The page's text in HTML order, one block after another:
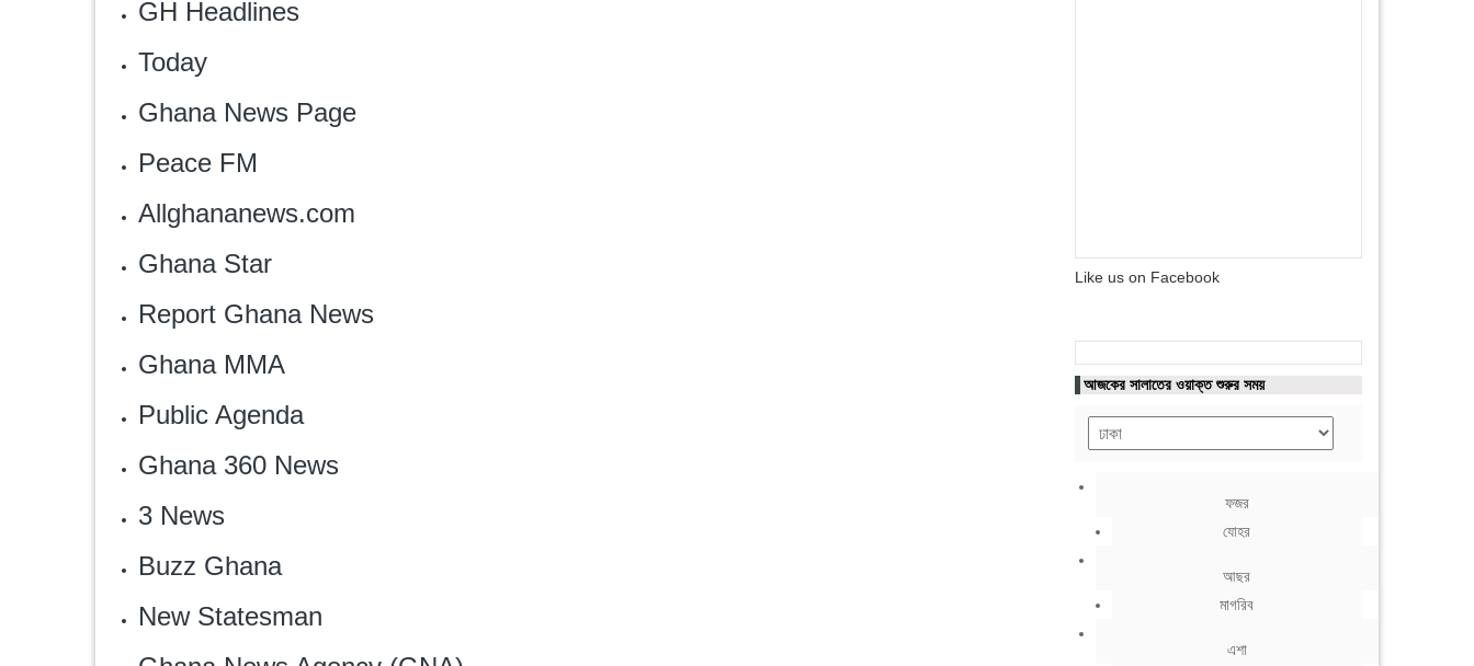
‎GH Headlines
Today
‎Ghana News Page
Peace FM
Allghananews.com
‎Ghana Star
Report Ghana News
Ghana MMA‎
Public Agenda‎
‎Ghana 360 News
3 News
Buzz Ghana
New Statesman
Like us on Facebook
আজকের সালাতের ওয়াক্ত শুরুর সময়
ফজর
যোহর
আছর
মাগরিব
এশা